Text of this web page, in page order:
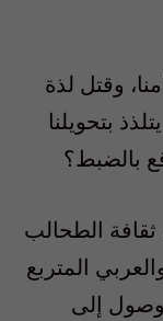
وقتل لذة
بتحويلنا
بالضبط؟
ثقافة الطحالب
المتربع
إلى